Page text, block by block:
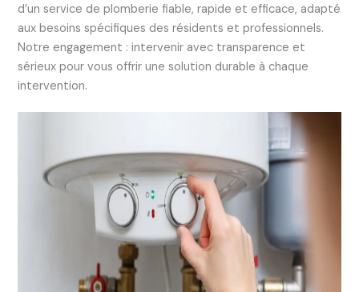
d’un service de plomberie fiable, rapide et efficace, adapté
aux besoins spécifiques des résidents et professionnels.
Notre engagement : intervenir avec transparence et
sérieux pour vous offrir une solution durable à chaque
intervention.